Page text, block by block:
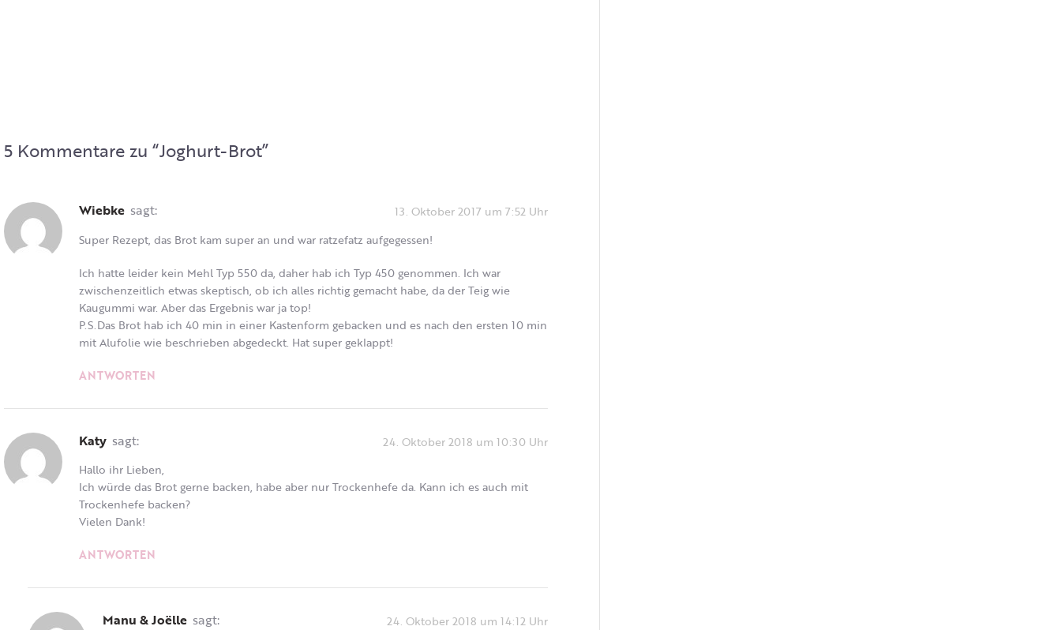
5 Kommentare zu “Joghurt-Brot”
Wiebke sagt:
13. Oktober 2017 um 7:52 Uhr
Super Rezept, das Brot kam super an und war ratzefatz aufgegessen!
Ich hatte leider kein Mehl Typ 550 da, daher hab ich Typ 450 genommen. Ich war
zwischenzeitlich etwas skeptisch, ob ich alles richtig gemacht habe, da der Teig wie
Kaugummi war. Aber das Ergebnis war ja top!
P.S.Das Brot hab ich 40 min in einer Kastenform gebacken und es nach den ersten 10 min
mit Alufolie wie beschrieben abgedeckt. Hat super geklappt!
ANTWORTEN
Katy sagt:
24. Oktober 2018 um 10:30 Uhr
Hallo ihr Lieben,
Ich würde das Brot gerne backen, habe aber nur Trockenhefe da. Kann ich es auch mit
Trockenhefe backen?
Vielen Dank!
ANTWORTEN
Manu & Joëlle sagt: 24. Oktober 2018 um 14:12 Uhr